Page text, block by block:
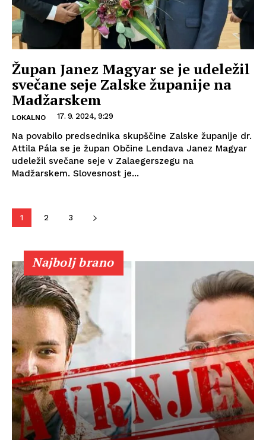
Župan Janez Magyar se je udeležil
svečane seje Zalske županije na
Madžarskem
LOKALNO 17. 9. 2024, 9:29
Na povabilo predsednika skupščine Zalske županije dr.
Attila Pála se je župan Občine Lendava Janez Magyar
udeležil svečane seje v Zalaegerszegu na
Madžarskem. Slovesnost je...
1 2 3
Najbolj brano